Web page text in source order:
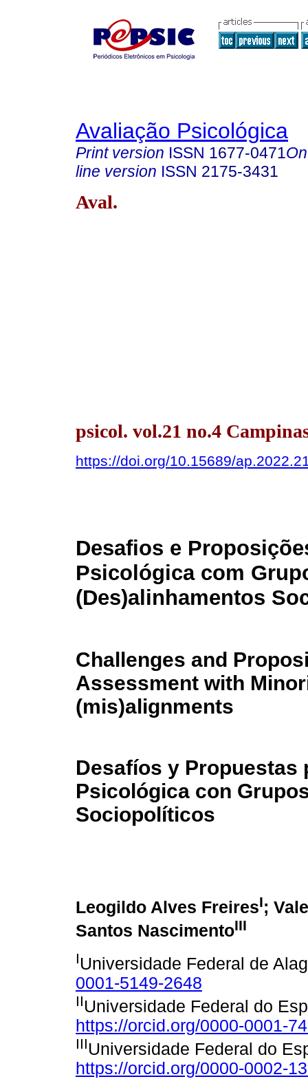
Avaliação Psicológica
Print version ISSN 1677-0471
line version ISSN 2175-3431
Aval.
psicol. vol.21 no.4
https://doi.org/10.15689/
Desafios e
Psicológica com
(Des)alinhamentos
Challenges and
Assessment with
(mis)alignments
Desafíos y Propuestas
Psicológica con
Sociopolíticos
Leogildo Alves FreiresI;
Santos NascimentoIII
IUniversidade Federal de
0001-5149-2648
IIUniversidade Federal do
https://orcid.org/0000-0001-
IIIUniversidade Federal do
https://orcid.org/0000-0002-